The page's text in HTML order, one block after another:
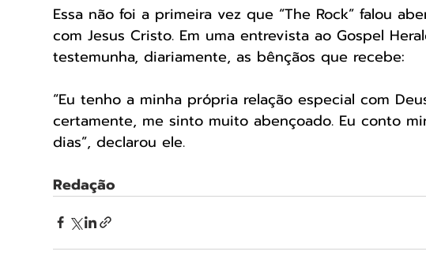
Essa não foi a primeira vez que “The Rock” falou
com Jesus Cristo. Em uma entrevista ao Gospel
testemunha, diariamente, as bênçãos que recebe:
“Eu tenho a minha própria relação especial com
certamente, me sinto muito abençoado. Eu conto
dias”, declarou ele.
Redação